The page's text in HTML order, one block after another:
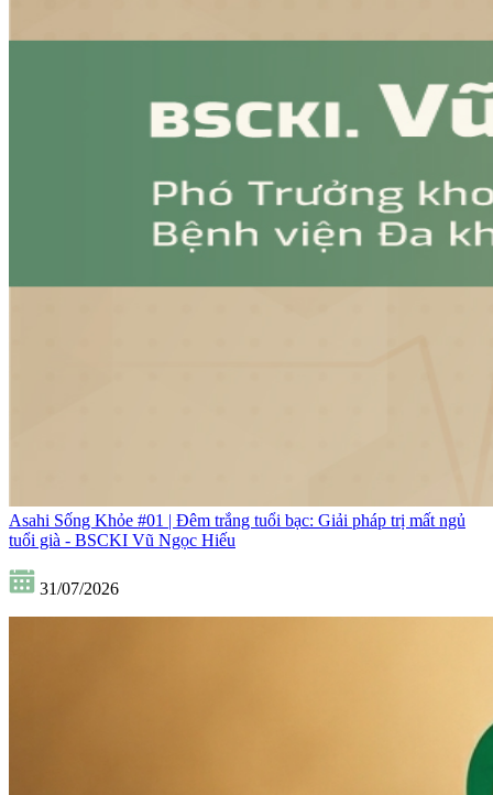
Asahi Sống Khỏe #01 | Đêm trắng tuổi bạc: Giải pháp trị mất ngủ
tuổi già - BSCKI Vũ Ngọc Hiếu
31/07/2026